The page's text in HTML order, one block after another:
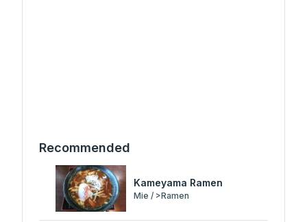
Recommended
Kameyama Ramen
Mie / >Ramen